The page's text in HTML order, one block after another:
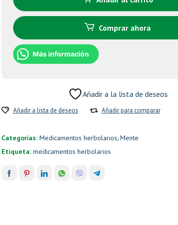
Comprar ahora
Más información
Añadir a la lista de deseos
Añadir a lista de deseos Añadir para comparar
Categorías: Medicamentos herbolarios,Mente
Etiqueta: medicamentos herbolarios